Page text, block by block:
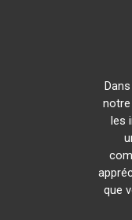
les
que